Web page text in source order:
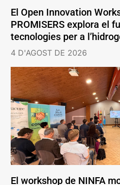
El Open Innovation
PROMISERS explora el
tecnologies per a
4 D'AGOST DE 2026
El workshop de NINFA